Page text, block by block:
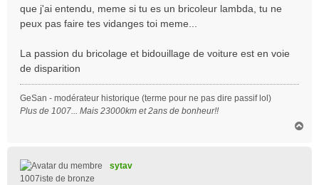
que j'ai entendu, meme si tu es un bricoleur lambda, tu ne
peux pas faire tes vidanges toi meme...
La passion du bricolage et bidouillage de voiture est en voie
de disparition
GeSan - modérateur historique (terme pour ne pas dire passif lol)
Plus de 1007... Mais 23000km et 2ans de bonheur!!
sytav
1007iste de bronze